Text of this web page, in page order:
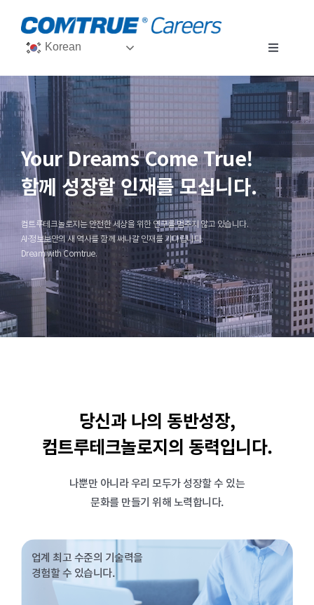
content
Toggle
직무 소개
개발부
사업부
기술지원부
경영지원부
개발 환경
직원 인터뷰
채용 공고
FAQ
Korean
Your Dreams Come True!
함께 성장할 인재를 모십니다.
컴트루테크놀로지는 안전한 세상을 위한 연구를 멈추지 않고 있습니다.
AI·정보보안의 새 역사를 함께 써나갈 인재를 기다립니다.
Dream with Comtrue.
당신과 나의 동반성장,
컴트루테크놀로지의 동력입니다.
나뿐만 아니라 우리 모두가 성장할 수 있는
문화를 만들기 위해 노력합니다.
업계 최고 수준의 기술력을
경험할 수 있습니다.